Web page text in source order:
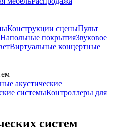
Конструкции сценыПульт
Напольные покрытияЗвуковое
Виртуальные концертные
акустические
системыКонтроллеры для
систем